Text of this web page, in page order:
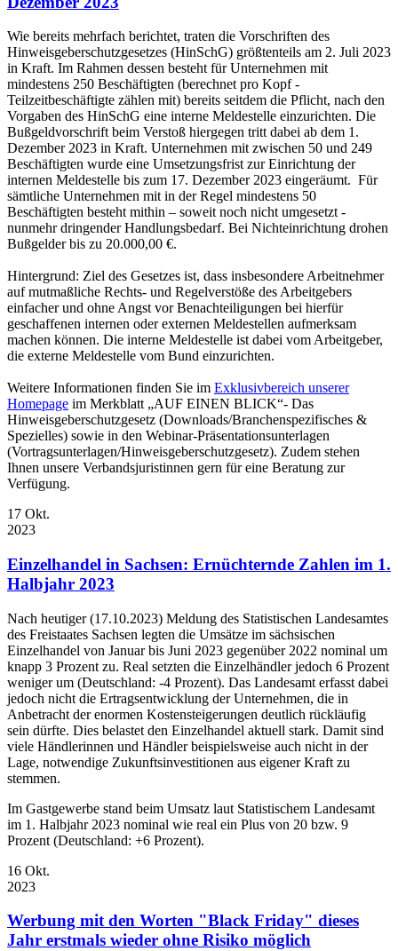
Wie bereits mehrfach berichtet, traten die Vorschriften des
Hinweisgeberschutzgesetzes (HinSchG) größtenteils am 2. Juli 2023
in Kraft. Im Rahmen dessen besteht für Unternehmen mit
mindestens 250 Beschäftigten (berechnet pro Kopf -
Teilzeitbeschäftigte zählen mit) bereits seitdem die Pflicht, nach den
Vorgaben des HinSchG eine interne Meldestelle einzurichten. Die
Bußgeldvorschrift beim Verstoß hiergegen tritt dabei ab dem 1.
Dezember 2023 in Kraft. Unternehmen mit zwischen 50 und 249
Beschäftigten wurde eine Umsetzungsfrist zur Einrichtung der
internen Meldestelle bis zum 17. Dezember 2023 eingeräumt. Für
sämtliche Unternehmen mit in der Regel mindestens 50
Beschäftigten besteht mithin – soweit noch nicht umgesetzt -
nunmehr dringender Handlungsbedarf. Bei Nichteinrichtung drohen
Bußgelder bis zu 20.000,00 €.
Hintergrund: Ziel des Gesetzes ist, dass insbesondere Arbeitnehmer
auf mutmaßliche Rechts- und Regelverstöße des Arbeitgebers
einfacher und ohne Angst vor Benachteiligungen bei hierfür
geschaffenen internen oder externen Meldestellen aufmerksam
machen können. Die interne Meldestelle ist dabei vom Arbeitgeber,
die externe Meldestelle vom Bund einzurichten.
Weitere Informationen finden Sie im Exklusivbereich unserer
Homepage im Merkblatt „AUF EINEN BLICK“- Das
Hinweisgeberschutzgesetz (Downloads/Branchenspezifisches &
Spezielles) sowie in den Webinar-Präsentationsunterlagen
(Vortragsunterlagen/Hinweisgeberschutzgesetz). Zudem stehen
Ihnen unsere Verbandsjuristinnen gern für eine Beratung zur
Verfügung.
17 Okt.
2023
Einzelhandel in Sachsen: Ernüchternde Zahlen im 1.
Halbjahr 2023
Nach heutiger (17.10.2023) Meldung des Statistischen Landesamtes
des Freistaates Sachsen legten die Umsätze im sächsischen
Einzelhandel von Januar bis Juni 2023 gegenüber 2022 nominal um
knapp 3 Prozent zu. Real setzten die Einzelhändler jedoch 6 Prozent
weniger um (Deutschland: -4 Prozent). Das Landesamt erfasst dabei
jedoch nicht die Ertragsentwicklung der Unternehmen, die in
Anbetracht der enormen Kostensteigerungen deutlich rückläufig
sein dürfte. Dies belastet den Einzelhandel aktuell stark. Damit sind
viele Händlerinnen und Händler beispielsweise auch nicht in der
Lage, notwendige Zukunftsinvestitionen aus eigener Kraft zu
stemmen.
Im Gastgewerbe stand beim Umsatz laut Statistischem Landesamt
im 1. Halbjahr 2023 nominal wie real ein Plus von 20 bzw. 9
Prozent (Deutschland: +6 Prozent).
16 Okt.
2023
Werbung mit den Worten "Black Friday" dieses
Jahr erstmals wieder ohne Risiko möglich